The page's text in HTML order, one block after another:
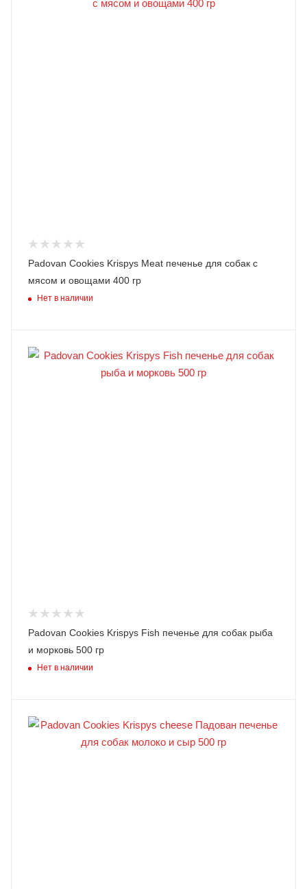
Padovan Cookies Krispys Meat печенье для собак с
мясом и овощами 400 гр
Нет в наличии
Padovan Cookies Krispys Fish печенье для собак рыба
и морковь 500 гр
Нет в наличии